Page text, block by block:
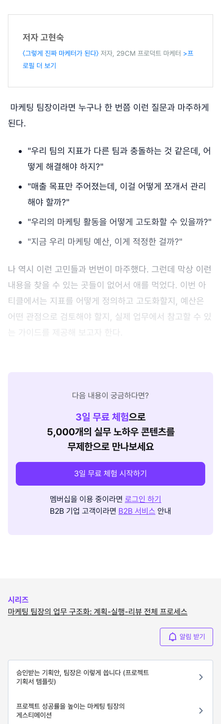
저자 고현숙
〈그렇게 진짜 마케터가 된다〉 저자, 29CM 프로덕트 마케터 >프
로필 더 보기
마케팅 팀장이라면 누구나 한 번쯤 이런 질문과 마주하게
된다.
"우리 팀의 지표가 다른 팀과 충돌하는 것 같은데, 어
떻게 해결해야 하지?"
"매출 목표만 주어졌는데, 이걸 어떻게 쪼개서 관리
해야 할까?"
"우리의 마케팅 활동을 어떻게 고도화할 수 있을까?"
"지금 우리 마케팅 예산, 이게 적정한 걸까?"
나 역시 이런 고민들과 번번이 마주했다. 그런데 막상 이런
내용을 찾을 수 있는 곳들이 없어서 애를 먹었다. 이번 아
티클에서는 지표를 어떻게 정의하고 고도화할지, 예산은
어떤 관점으로 검토해야 할지, 실제 업무에서 참고할 수 있
는 가이드를 제공해 보고자 한다.
다음 내용이 궁금하다면?
3일 무료 체험으로
5,000개의 실무 노하우 콘텐츠를
무제한으로 만나보세요
3일 무료 체험 시작하기
멤버십을 이용 중이라면 로그인 하기
B2B 기업 고객이라면 B2B 서비스 안내
시리즈
마케팅 팀장의 업무 구조화: 계획-실행-리뷰 전체 프로세스
알림 받기
승인받는 기획안, 팀장은 이렇게 씁니다 (프로젝트
기획서 템플릿)
프로젝트 성공률을 높이는 마케팅 팀장의
게스티메이션